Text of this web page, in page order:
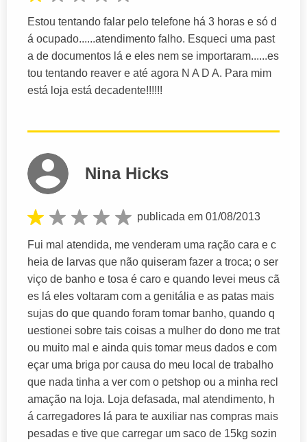
Estou tentando falar pelo telefone há 3 horas e só d
á ocupado......atendimento falho. Esqueci uma past
a de documentos lá e eles nem se importaram......es
tou tentando reaver e até agora N A D A. Para mim
está loja está decadente!!!!!!
Nina Hicks
publicada em 01/08/2013
Fui mal atendida, me venderam uma ração cara e c
heia de larvas que não quiseram fazer a troca; o ser
viço de banho e tosa é caro e quando levei meus cã
es lá eles voltaram com a genitália e as patas mais
sujas do que quando foram tomar banho, quando q
uestionei sobre tais coisas a mulher do dono me trat
ou muito mal e ainda quis tomar meus dados e com
eçar uma briga por causa do meu local de trabalho
que nada tinha a ver com o petshop ou a minha recl
amação na loja. Loja defasada, mal atendimento, h
á carregadores lá para te auxiliar nas compras mais
pesadas e tive que carregar um saco de 15kg sozin